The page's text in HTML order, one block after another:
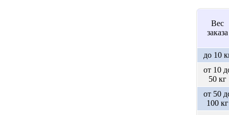
Вес
заказа
до 10
от 10
50 кг
от 50
100 кг